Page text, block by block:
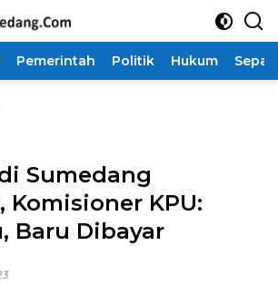
Pemerintah Politik Hukum
Sumedang
Komisioner KPU:
Baru Dibayar